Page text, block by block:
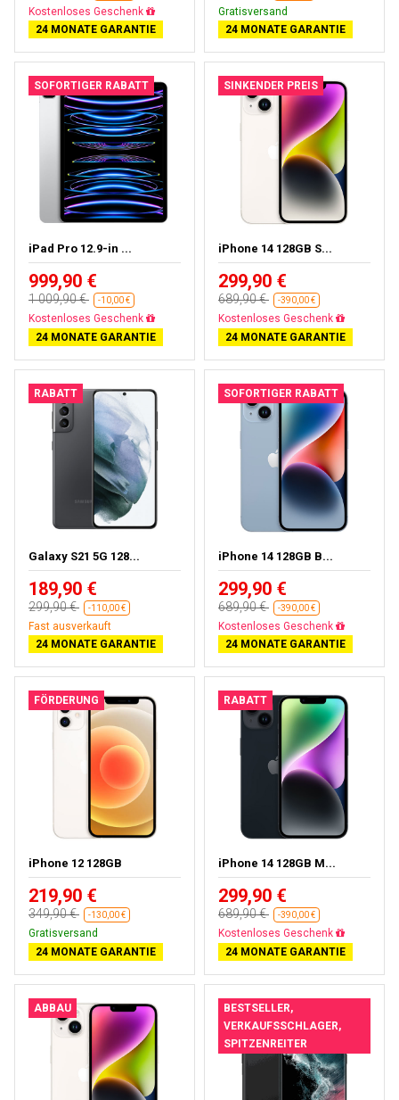
Fast ausverkauft
24 MONATE GARANTIE
Gratisversand
24 MONATE GARANTIE
SOFORTIGER RABATT
iPad Pro 12.9-in ...
999,90 €
1 009,90 € -10,00 €
Fast ausverkauft
24 MONATE GARANTIE
SINKENDER PREIS
iPhone 14 128GB S...
299,90 €
689,90 € -390,00 €
Gratisversand
24 MONATE GARANTIE
RABATT
Galaxy S21 5G 128...
189,90 €
299,90 € -110,00 €
Fast ausverkauft
24 MONATE GARANTIE
SOFORTIGER RABATT
iPhone 14 128GB B...
299,90 €
689,90 € -390,00 €
Gratisversand
24 MONATE GARANTIE
FÖRDERUNG
iPhone 12 128GB
219,90 €
349,90 € -130,00 €
Gratisversand
24 MONATE GARANTIE
RABATT
iPhone 14 128GB M...
299,90 €
689,90 € -390,00 €
Gratisversand
24 MONATE GARANTIE
ABBAU
BESTSELLER,
VERKAUFSSCHLAGER,
SPITZENREITER